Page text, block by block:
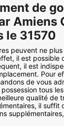
de
Amiens
le 31570
peuvent ne
il est possible
il est
Pour
de vous
tous
qualité de
il suffit